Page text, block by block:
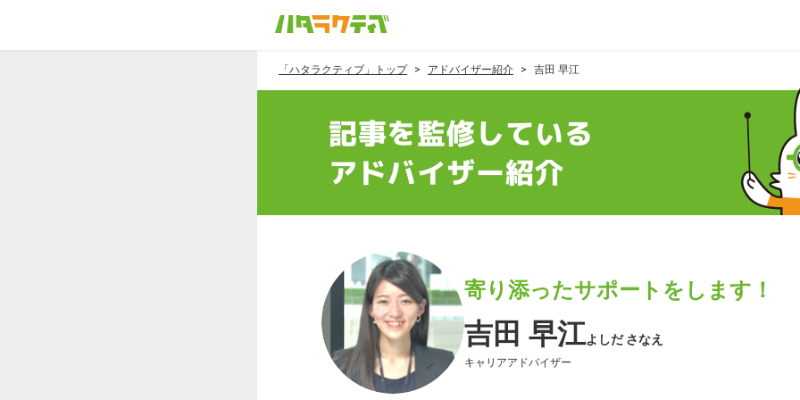
「ハタラクティブ」トップ アドバイザー紹介 吉田 早江
記事を監修している
アドバイザー紹介
寄り添ったサポートをします！
吉田 早江よしだ さなえ
キャリアアドバイザー